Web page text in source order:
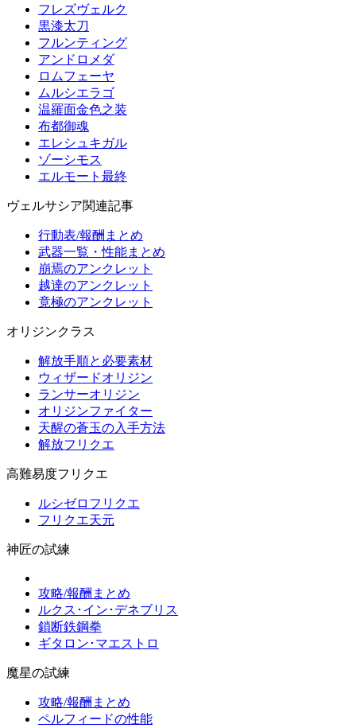
フレズヴェルク
黒漆太刀
フルンティング
アンドロメダ
ロムフェーヤ
ムルシエラゴ
温羅面金色之装
布都御魂
エレシュキガル
ゾーシモス
エルモート最終
ヴェルサシア関連記事
行動表/報酬まとめ
武器一覧・性能まとめ
崩焉のアンクレット
越達のアンクレット
竟極のアンクレット
オリジンクラス
解放手順と必要素材
ウィザードオリジン
ランサーオリジン
オリジンファイター
天醒の蒼玉の入手方法
解放フリクエ
高難易度フリクエ
ルシゼロフリクエ
フリクエ天元
神匠の試練
攻略/報酬まとめ
ルクス･イン･デネブリス
鎖断鉄鋼拳
ギタロン･マエストロ
魔星の試練
攻略/報酬まとめ
ペルフィードの性能